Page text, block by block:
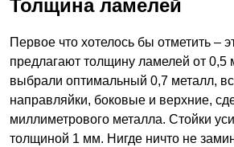
Толщина ламелей
Первое что хотелось бы отметить –
предлагают толщину ламелей от
выбрали оптимальный 0,7 металл,
направляйки, боковые и верхние,
миллиметрового металла. Стойки
толщиной 1 мм. Нигде ничто не